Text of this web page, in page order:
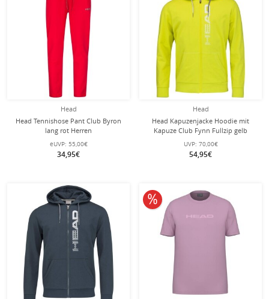
Head
Head Tennishose Pant Club Byron
lang rot Herren
eUVP: 55,00€
34,95€
Head
Head Kapuzenjacke Hoodie mit
Kapuze Club Fynn Fullzip gelb
Herren
UVP: 70,00€
54,95€
10% reduziert